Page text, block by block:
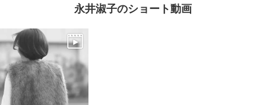
永井淑子のショート動画